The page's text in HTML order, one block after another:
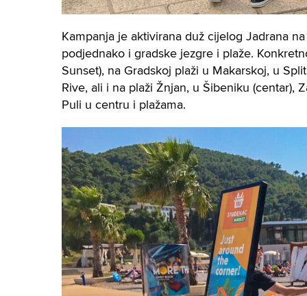
Kampanja je aktivirana duž cijelog Jadrana
podjednako i gradske jezgre i plaže.
Sunset), na Gradskoj plaži u Makarskoj, u
Rive, ali i na plaži Žnjan, u Šibeniku (centar),
Puli u centru i plažama.